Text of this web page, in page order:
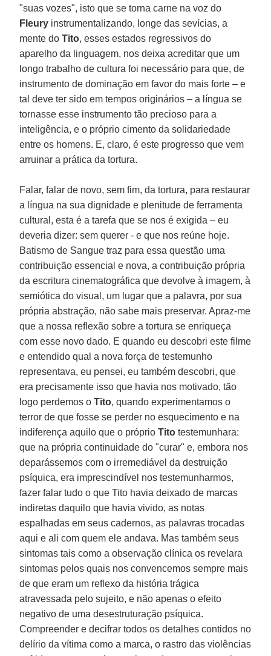
"suas vozes", isto que se torna carne na voz do
Fleury instrumentalizando, longe das sevícias, a
mente doTito, esses estados regressivos do
aparelho da linguagem, nos deixa acreditar que um
longo trabalho de cultura foi necessário para que, de
instrumento de dominação em favor do mais forte – e
tal deve ter sido em tempos originários – a língua se
tornasse esse instrumento tão precioso para a
inteligência, e o próprio cimento da solidariedade
entre os homens. E, claro, é este progresso que vem
arruinar a prática da tortura.
Falar, falar de novo, sem fim, da tortura, para restaurar
a língua na sua dignidade e plenitude de ferramenta
cultural, esta é a tarefa que se nos é exigida – eu
deveria dizer: sem querer - e que nos reúne hoje.
Batismo de Sangue traz para essa questão uma
contribuição essencial e nova, a contribuição própria
da escritura cinematográfica que devolve à imagem, à
semiótica do visual, um lugar que a palavra, por sua
própria abstração, não sabe mais preservar. Apraz-me
que a nossa reflexão sobre a tortura se enriqueça
com esse novo dado. E quando eu descobri este filme
e entendido qual a nova força de testemunho
representava, eu pensei, eu também descobri, que
era precisamente isso que havia nos motivado, tão
logo perdemos oTito, quando experimentamos o
terror de que fosse se perder no esquecimento e na
indiferença aquilo que o próprioTito testemunhara:
que na própria continuidade do "curar" e, embora nos
deparássemos com o irremediável da destruição
psíquica, era imprescindível nos testemunharmos,
fazer falar tudo o que Tito havia deixado de marcas
indiretas daquilo que havia vivido, as notas
espalhadas em seus cadernos, as palavras trocadas
aqui e ali com quem ele andava. Mas também seus
sintomas tais como a observação clínica os revelara
sintomas pelos quais nos convencemos sempre mais
de que eram um reflexo da história trágica
atravessada pelo sujeito, e não apenas o efeito
negativo de uma desestruturação psíquica.
Compreender e decifrar todos os detalhes contidos no
delírio da vítima como a marca, o rastro das violências